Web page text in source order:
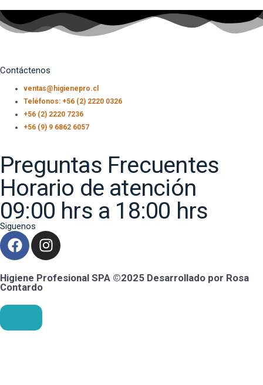
Contáctenos
ventas@higienepro.cl
Teléfonos: +56 (2) 2220 0326
+56 (2) 2220 7236
+56 (9) 9 6862 6057
Preguntas Frecuentes
Horario de atención
09:00 hrs a 18:00 hrs
Siguenos
Higiene Profesional SPA ©2025 Desarrollado por Rosa
Contardo